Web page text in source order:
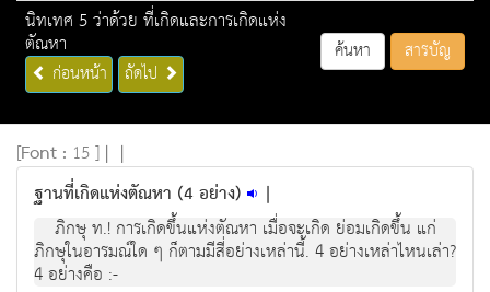
นิทเทศ 5 ว่าด้วย ที่เกิดและการเกิดแห่ง
ตัณหา
ก่อนหน้า ถัดไป
ค้นหา สารบัญ
[Font : 15 ] | |
ฐานที่เกิดแห่งตัณหา (4 อย่าง) |
ภิกษุ ท.! การเกิดขึ้นแห่งตัณหา เมื่อจะเกิด ย่อมเกิดขึ้น แก่
ภิกษุในอารมณ์ใด ๆ ก็ตามมีสี่อย่างเหล่านี้. 4 อย่างเหล่าไหนเล่า?
4 อย่างคือ :-